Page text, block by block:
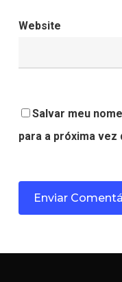
Website
Salvar meu
para a próxima vez